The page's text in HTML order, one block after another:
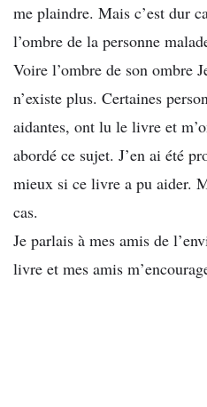
me plaindre. Mais c’est dur
l’ombre de la personne
Voire l’ombre de son ombre
n’existe plus. Certaines
aidantes, ont lu le livre et
abordé ce sujet. J’en ai été
mieux si ce livre a pu aider.
cas.
Je parlais à mes amis de
livre et mes amis